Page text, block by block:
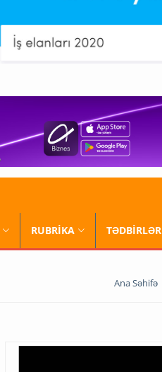
RUBRİKA TƏDBİRLƏR
Ana Səhifə